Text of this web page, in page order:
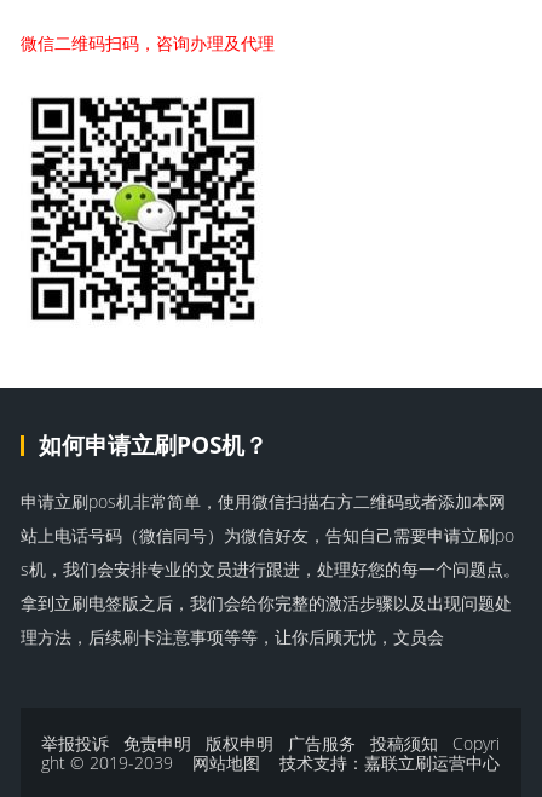
微信二维码扫码，咨询办理及代理
如何申请立刷POS机？
申请立刷pos机非常简单，使用微信扫描右方二维码或者添加本网
站上电话号码（微信同号）为微信好友，告知自己需要申请立刷po
s机，我们会安排专业的文员进行跟进，处理好您的每一个问题点。
拿到立刷电签版之后，我们会给你完整的激活步骤以及出现问题处
理方法，后续刷卡注意事项等等，让你后顾无忧，文员会
举报投诉 免责申明 版权申明 广告服务 投稿须知 Copyri
ght © 2019-2039 网站地图 技术支持：嘉联立刷运营中心